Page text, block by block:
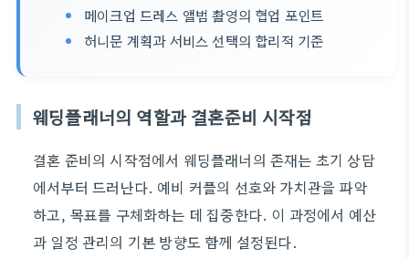
메이크업 드레스 앨범 촬영의 협업 포인트
허니문 계획과 서비스 선택의 합리적 기준
웨딩플래너의 역할과 결혼준비 시작점
결혼 준비의 시작점에서 웨딩플래너의 존재는 초기 상담
에서부터 드러난다. 예비 커플의 선호와 가치관을 파악
하고, 목표를 구체화하는 데 집중한다. 이 과정에서 예산
과 일정 관리의 기본 방향도 함께 설정된다.